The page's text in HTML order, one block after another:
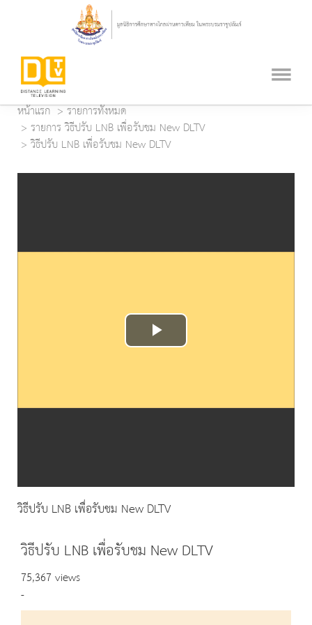
หน้าแรก
รายการทั้งหมด
รายการ วิธีปรับ LNB เพื่อรับชม New DLTV
วิธีปรับ LNB เพื่อรับชม New DLTV
Play
วิธีปรับ LNB เพื่อรับชม New DLTV
วิธีปรับ LNB เพื่อรับชม New DLTV
75,367 views
-